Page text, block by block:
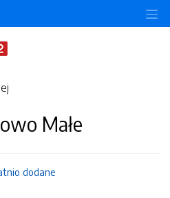
Małe
dodane